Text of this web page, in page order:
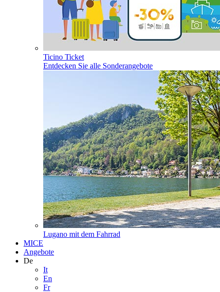
Ticino Ticket
Entdecken Sie alle Sonderangebote
Lugano mit dem Fahrrad
MICE
Angebote
De
It
En
Fr